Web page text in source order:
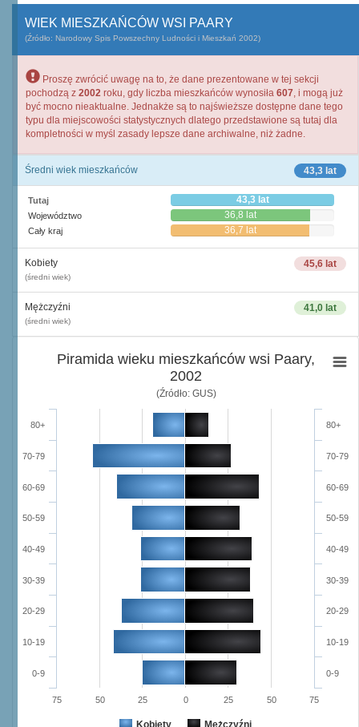
WIEK MIESZKAŃCÓW WSI PAARY
(Źródło: Narodowy Spis Powszechny Ludności i Mieszkań 2002)
Proszę zwrócić uwagę na to, że dane prezentowane w tej sekcji
pochodzą z 2002 roku, gdy liczba mieszkańców wynosiła 607, i mogą już
być mocno nieaktualne. Jednakże są to najświeższe dostępne dane tego
typu dla miejscowości statystycznych dlatego przedstawione są tutaj dla
kompletności w myśl zasady lepsze dane archiwalne, niż żadne.
43,3 lat
Średni wiek mieszkańców
Tutaj 43,3 lat
Województwo 36,8 lat
Cały kraj 36,7 lat
45,6 lat
Kobiety
(średni wiek)
41,0 lat
Mężczyźni
(średni wiek)
Piramida wieku mieszkańców wsi Paary,
2002
(Źródło: GUS)
Kobiety Mężczyźni
0-9
10-19
20-29
30-39
40-49
50-59
60-69
70-79
80+
0-9
10-19
20-29
30-39
40-49
50-59
60-69
70-79
80+
0
75 50 25 25 50 75